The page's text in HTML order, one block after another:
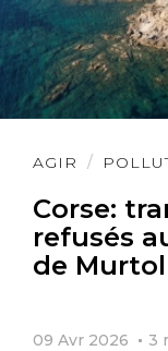
AGIR
Corse:
refusés
de
09 Avr 2026 3
Lire